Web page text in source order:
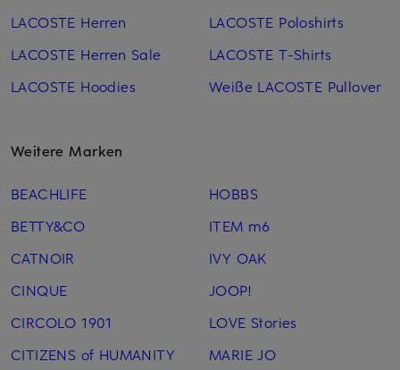
LACOSTE Herren
LACOSTE Herren Sale
LACOSTE Hoodies
LACOSTE Poloshirts
LACOSTE T-Shirts
Weiße LACOSTE Pullover
Weitere Marken
BEACHLIFE
BETTY&CO
CATNOIR
CINQUE
CIRCOLO 1901
CITIZENS of HUMANITY
HOBBS
ITEM m6
IVY OAK
JOOP!
LOVE Stories
MARIE JO